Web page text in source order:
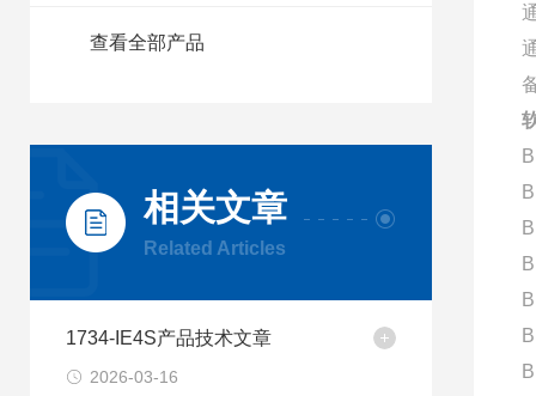
查看全部产品
相关文章
Related Articles
1734-IE4S产品技术文章
2026-03-16